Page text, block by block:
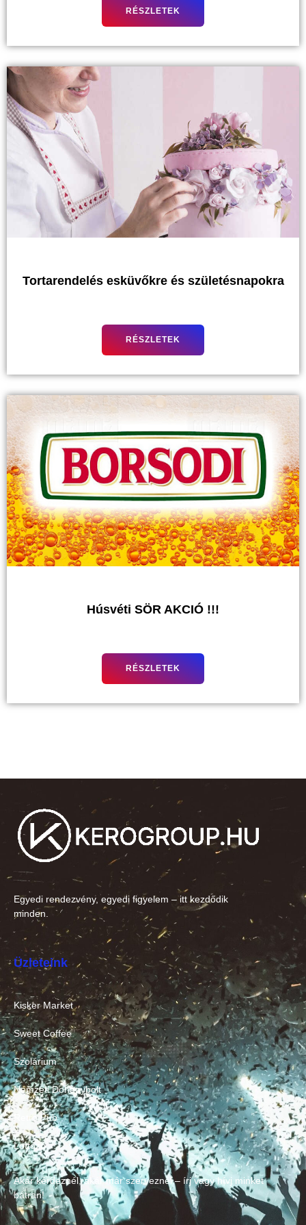
RÉSZLETEK
Tortarendelés esküvőkre és születésnapokra
RÉSZLETEK
Húsvéti SÖR AKCIÓ !!!
RÉSZLETEK
Egyedi rendezvény, egyedi figyelem – itt kezdődik
minden.
Üzleteink
Kisker Market
Sweet Coffee
Szolárium
Nemzeti Dohánybolt
Retro Pub
Lottózó
Akár kérdeznél, akár már szerveznél – írj vagy hívj minket
bátran!